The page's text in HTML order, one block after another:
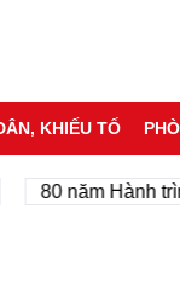
KHIẾU TỐ
năm Hành trình